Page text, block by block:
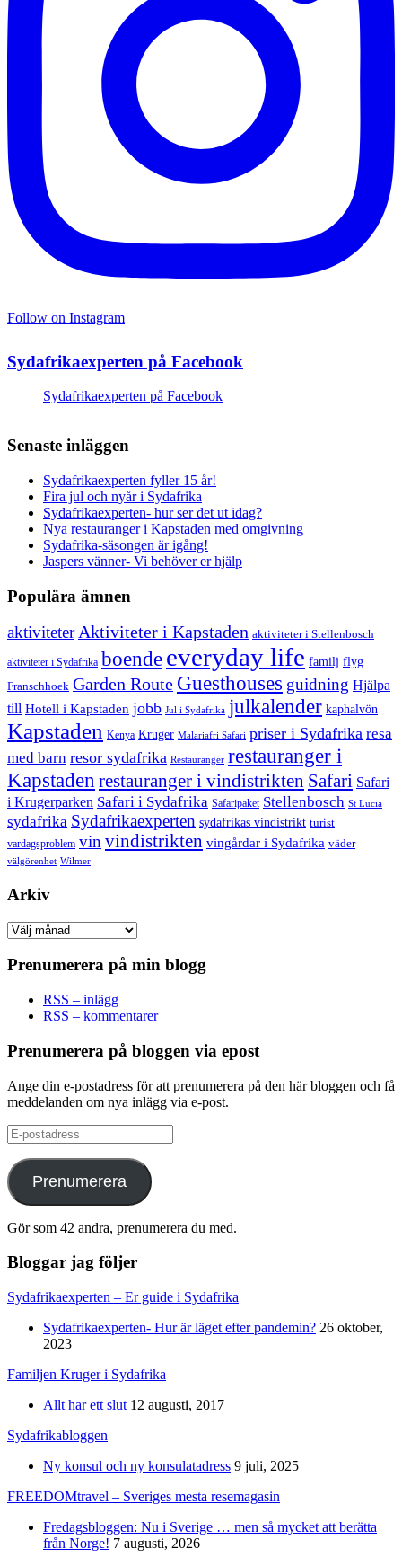
Follow on Instagram
Sydafrikaexperten på Facebook
Sydafrikaexperten på Facebook
Senaste inläggen
Sydafrikaexperten fyller 15 år!
Fira jul och nyår i Sydafrika
Sydafrikaexperten- hur ser det ut idag?
Nya restauranger i Kapstaden med omgivning
Sydafrika-säsongen är igång!
Jaspers vänner- Vi behöver er hjälp
Populära ämnen
aktiviteterAktiviteter i Kapstaden aktiviteter i Stellenbosch
aktiviteter i Sydafrika boende everyday life familj flyg
Franschhoek Garden Route Guesthouses guidning Hjälpa
till Hotell i Kapstaden jobb Jul i Sydafrika julkalender kaphalvön
Kapstaden Kenya Kruger Malariafri Safari priser i Sydafrika resa
med barn resor sydafrika Restauranger restauranger i
Kapstaden restauranger i vindistrikten Safari Safari
i Krugerparken Safari i Sydafrika Safaripaket Stellenbosch St Lucia
sydafrika Sydafrikaexperten sydafrikas vindistrikt turist
vardagsproblem vinvindistrikten vingårdar i Sydafrika väder
välgörenhet Wilmer
Arkiv
Arkiv
Prenumerera på min blogg
RSS – inlägg
RSS – kommentarer
Prenumerera på bloggen via epost
Ange din e-postadress för att prenumerera på den här bloggen och få
meddelanden om nya inlägg via e-post.
E-
postadress
Prenumerera
Gör som 42 andra, prenumerera du med.
Bloggar jag följer
Sydafrikaexperten – Er guide i Sydafrika
Sydafrikaexperten- Hur är läget efter pandemin? 26 oktober,
2023
Familjen Kruger i Sydafrika
Allt har ett slut 12 augusti, 2017
Sydafrikabloggen
Ny konsul och ny konsulatadress 9 juli, 2025
FREEDOMtravel – Sveriges mesta resemagasin
Fredagsbloggen: Nu i Sverige … men så mycket att berätta
från Norge! 7 augusti, 2026